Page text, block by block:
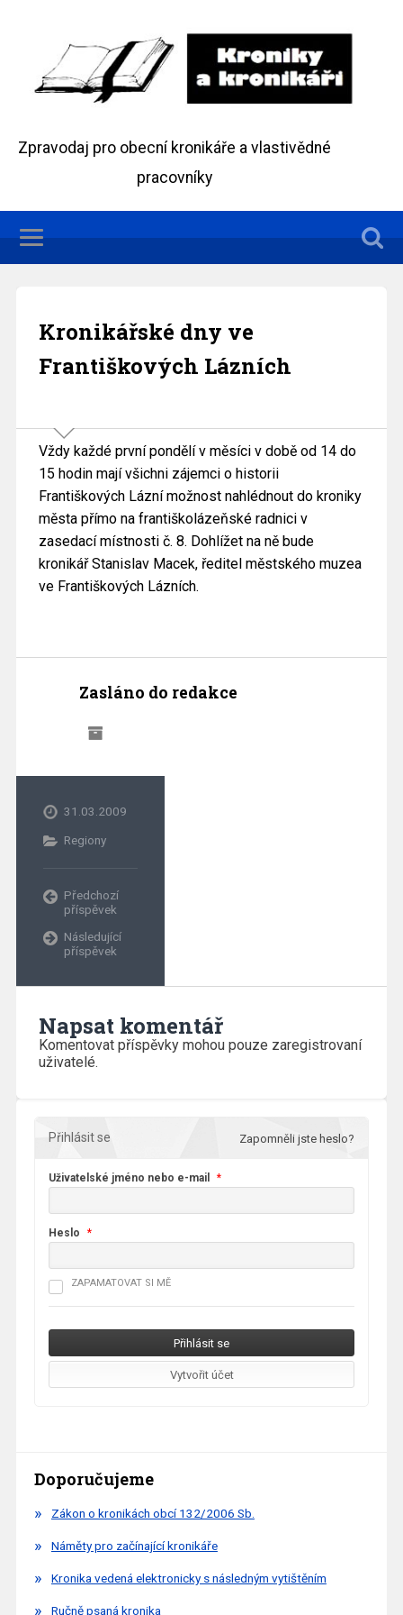
Zpravodaj pro obecní kronikáře a vlastivědné
pracovníky
Kronikářské dny ve
Františkových Lázních
Vždy každé první pondělí v měsíci v době od 14 do
15 hodin mají všichni zájemci o historii
Františkových Lázní možnost nahlédnout do kroniky
města přímo na františkolázeňské radnici v
zasedací místnosti č. 8. Dohlížet na ně bude
kronikář Stanislav Macek, ředitel městského muzea
ve Františkových Lázních.
Zasláno do redakce
31.03.2009
Regiony
Předchozí
příspěvek
Následující
příspěvek
Napsat komentář
Komentovat příspěvky mohou pouze zaregistrovaní
uživatelé.
Přihlásit se Zapomněli jste heslo?
Uživatelské jméno nebo e-mail *
Heslo *
ZAPAMATOVAT SI MĚ
Doporučujeme
Zákon o kronikách obcí 132/2006 Sb.
Náměty pro začínající kronikáře
Kronika vedená elektronicky s následným vytištěním
Ručně psaná kronika